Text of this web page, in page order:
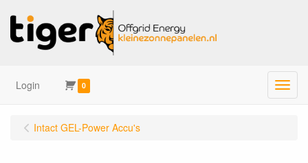
Login 0 Menu
Intact GEL-Power Accu's